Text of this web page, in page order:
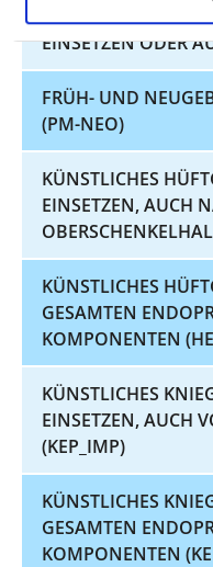
KÜNSTLICHES
EINSETZEN ODER
FRÜH- UND
(PM-NEO)
KÜNSTLICHES
EINSETZEN, AUCH
KÜNSTLICHES
GESAMTEN
KOMPONENTEN
KÜNSTLICHES
EINSETZEN, AUCH
(KEP_IMP)
KÜNSTLICHES
GESAMTEN
KOMPONENTEN